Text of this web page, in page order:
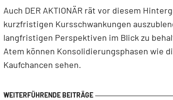
Auch DER AKTIONÄR rät vor diesem
kurzfristigen Kursschwankungen
langfristigen Perspektiven im Blick zu
Atem können Konsolidierungsphasen wie
Kaufchancen sehen.